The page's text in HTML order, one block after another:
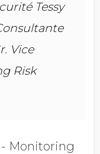
Tessy
Vice
Risk
- Monitoring